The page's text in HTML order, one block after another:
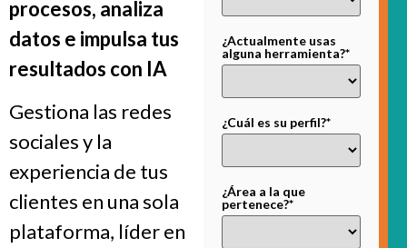
procesos, analiza
datos e impulsa tus
resultados con IA
Gestiona las redes
sociales y la
experiencia de tus
clientes en una sola
plataforma, líder en
¿Actualmente usas
alguna herramienta?*
¿Cuál es su perfil?*
¿Área a la que
pertenece?*